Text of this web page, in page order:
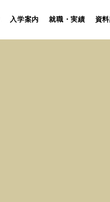
入学案内 就職・実績 資